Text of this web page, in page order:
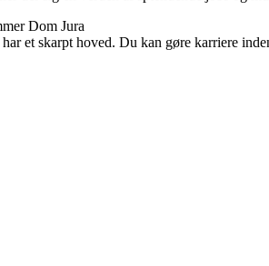
et skarpt hoved. Du kan gøre karriere